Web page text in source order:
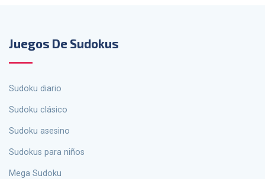
Juegos De Sudokus
Sudoku diario
Sudoku clásico
Sudoku asesino
sudokus para niños
Mega Sudoku